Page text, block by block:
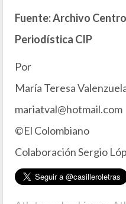
Fuente: Archivo
Periodística CIP
Por
María Teresa
mariatval@hotmail.com
©El Colombiano
Colaboración Sergio